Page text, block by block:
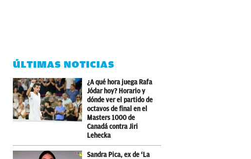
ÚLTIMAS NOTICIAS
¿A qué hora juega Rafa
Jódar hoy? Horario y
dónde ver el partido de
octavos de final en el
Masters 1000 de
Canadá contra Jiri
Lehecka
Sandra Pica, ex de ‘La